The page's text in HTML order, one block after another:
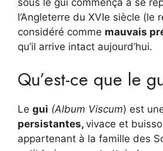
l’Angleterre du XVIe siècle (le
considéré comme mauvais
qu’il arrive intact aujourd’hui.
Qu’est-ce que le
Le gui (Album Viscum) est
persistantes, vivace et
appartenant à la famille des